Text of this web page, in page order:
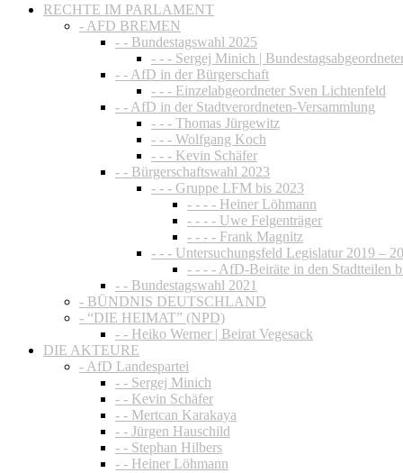
RECHTE IM PARLAMENT
- AFD BREMEN
- - Bundestagswahl 2025
- - - Sergej Minich |
- - AfD in der Bürgerschaft
- - - Einzelabgeordneter Sven Lichtenfeld
- - AfD in der Stadtverordneten-Versammlung
- - - Thomas Jürgewitz
- - - Wolfgang Koch
- - - Kevin Schäfer
- - Bürgerschaftswahl 2023
- - - Gruppe LFM bis 2023
- - - - Heiner Löhmann
- - - - Uwe Felgenträger
- - - - Frank Magnitz
- - - Untersuchungsfeld Legislatur 2019 –
- - - - AfD-Beiräte in den Stadtteilen
- - Bundestagswahl 2021
- BÜNDNIS DEUTSCHLAND
- “DIE HEIMAT” (NPD)
- - Heiko Werner | Beirat Vegesack
DIE AKTEURE
- AfD Landespartei
- - Sergej Minich
- - Kevin Schäfer
- - Mertcan Karakaya
- - Jürgen Hauschild
- - Stephan Hilbers
- - Heiner Löhmann